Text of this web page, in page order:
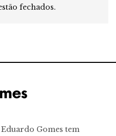
fechados.
Gomes tem